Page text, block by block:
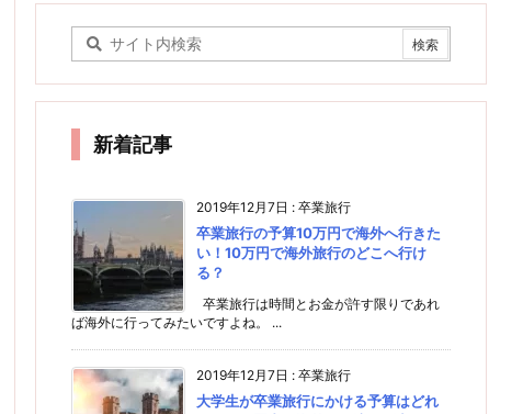
新着記事
2019年12月7日 : 卒業旅行
卒業旅行の予算10万円で海外へ行きた
い！10万円で海外旅行のどこへ行け
る？
卒業旅行は時間とお金が許す限りであれ
ば海外に行ってみたいですよね。 ...
2019年12月7日 : 卒業旅行
大学生が卒業旅行にかける予算はどれ